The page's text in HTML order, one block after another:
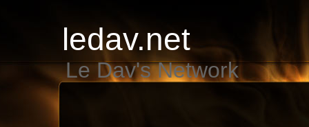
ledav.net
Le Dav's Network